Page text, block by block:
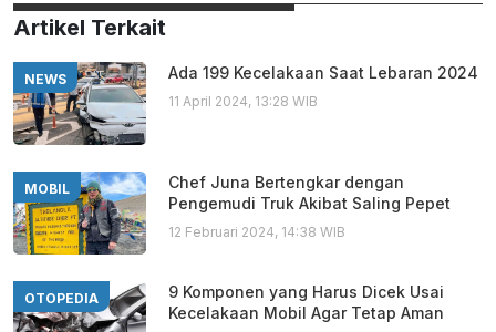
Artikel Terkait
NEWS Ada 199 Kecelakaan Saat Lebaran 2024
11 April 2024, 13:28 WIB
MOBIL
Chef Juna Bertengkar dengan
Pengemudi Truk Akibat Saling Pepet
12 Februari 2024, 14:38 WIB
OTOPEDIA
9 Komponen yang Harus Dicek Usai
Kecelakaan Mobil Agar Tetap Aman